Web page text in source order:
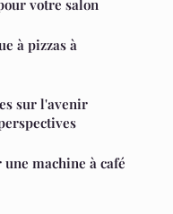
votre salon
à pizzas à
sur l'avenir
machine à café